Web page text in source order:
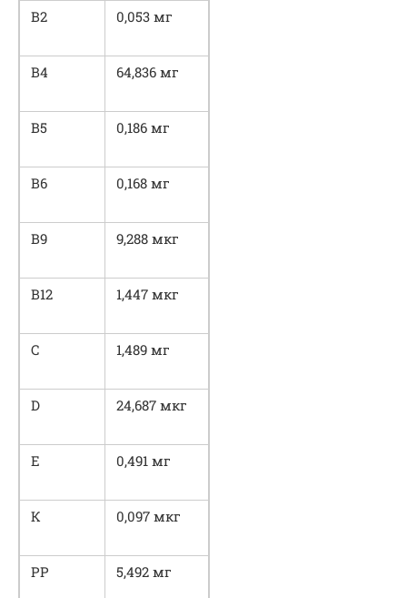
В2 0,053 мг
В4 64,836 мг
В5 0,186 мг
В6 0,168 мг
В9 9,288 мкг
В12 1,447 мкг
С 1,489 мг
D 24,687 мкг
Е 0,491 мг
К 0,097 мкг
РР 5,492 мг